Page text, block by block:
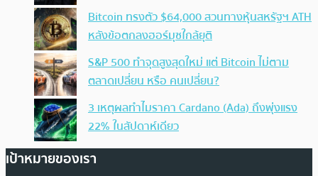
Bitcoin ทรงตัว $64,000 สวนทางหุ้นสหรัฐฯ ATH
หลังข้อตกลงฮอร์มุซใกล้ยุติ
S&P 500 ทำจุดสูงสุดใหม่ แต่ Bitcoin ไม่ตาม
ตลาดเปลี่ยน หรือ คนเปลี่ยน?
3 เหตุผลทำไมราคา Cardano (Ada) ถึงพุ่งแรง
22% ในสัปดาห์เดียว
เป้าหมายของเรา